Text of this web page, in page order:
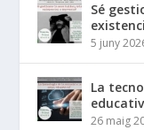
Sé
5 juny
La
26 maig